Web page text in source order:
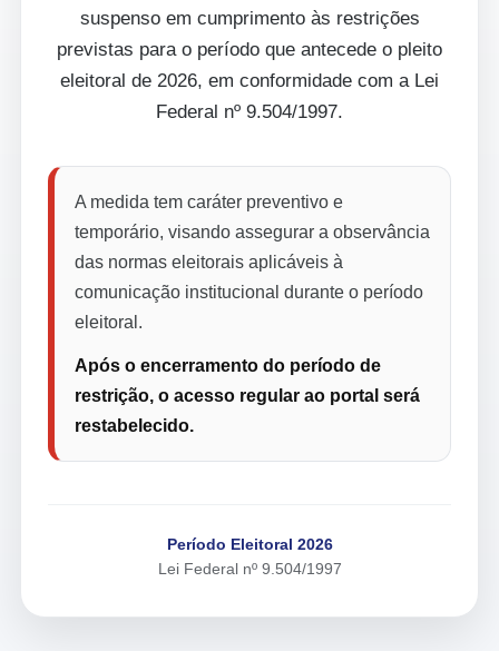
suspenso em cumprimento às restrições
previstas para o período que antecede o pleito
eleitoral de 2026, em conformidade com a Lei
Federal nº 9.504/1997.
A medida tem caráter preventivo e
temporário, visando assegurar a observância
das normas eleitorais aplicáveis à
comunicação institucional durante o período
eleitoral.
Após o encerramento do período de
restrição, o acesso regular ao portal será
restabelecido.
Período Eleitoral 2026
Lei Federal nº 9.504/1997